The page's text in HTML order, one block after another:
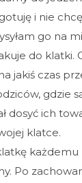
i nie
go na
do klatki.
jakiś czas
gdzie
dosyć ich
klatce.
Po